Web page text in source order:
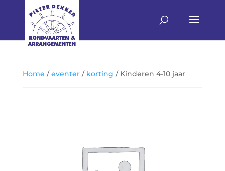
Home /eventer/ korting / Kinderen 4-10 jaar